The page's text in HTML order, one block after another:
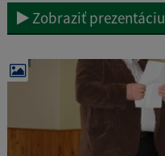
Zobraziť prezentáciu